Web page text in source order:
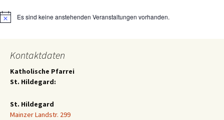
HinweisEs sind keine anstehenden Veranstaltungen vorhanden.
Kontaktdaten
Katholische Pfarrei
St. Hildegard:
St. Hildegard
Mainzer Landstr. 299